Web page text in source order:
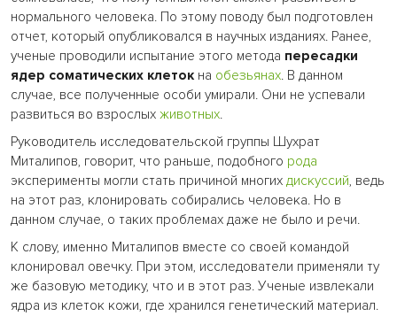
нормального человека. По этому поводу был подготовлен
отчет, который опубликовался в научных изданиях. Ранее,
ученые проводили испытание этого метода пересадки
ядер соматических клеток на обезьянах. В данном
случае, все полученные особи умирали. Они не успевали
развиться во взрослых животных.
Руководитель исследовательской группы Шухрат
Миталипов, говорит, что раньше, подобного рода
эксперименты могли стать причиной многих дискуссий, ведь
на этот раз, клонировать собирались человека. Но в
данном случае, о таких проблемах даже не было и речи.
К слову, именно Миталипов вместе со своей командой
клонировал овечку. При этом, исследователи применяли ту
же базовую методику, что и в этот раз. Ученые извлекали
ядра из клеток кожи, где хранился генетический материал.